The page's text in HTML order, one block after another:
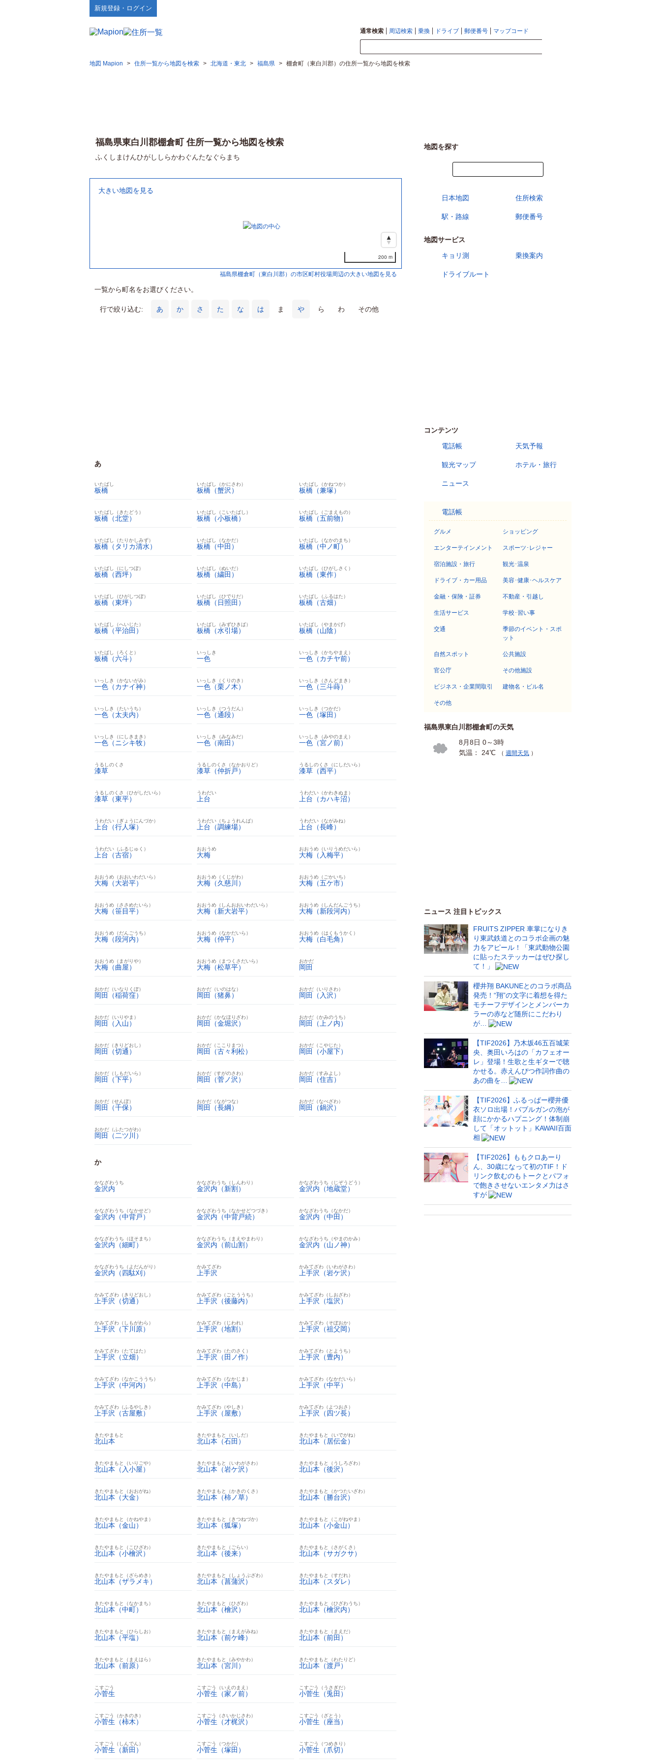
新規登録・ログイン
通常検索 周辺検索 乗換 ドライブ 郵便番号 マップコード
地図 Mapion > 住所一覧から地図を検索 > 北海道・東北 > 福島県 > 棚倉町（東白川郡）の住所一覧から地図を検索
福島県東白川郡棚倉町 住所一覧から地図を検索
ふくしまけんひがししらかわぐんたなぐらまち
200 m
福島県棚倉町（東白川郡）の市区町村役場周辺の大きい地図を見る
大きい地図を見る
一覧から町名をお選びください。
行で絞り込む: あ か さ た な は ま や ら わ その他
あ
いたばし
板橋
いたばし（かにさわ）
板橋（蟹沢）
いたばし（かねつか）
板橋（兼塚）
いたばし（きたどう）
板橋（北堂）
いたばし（こいたばし）
板橋（小板橋）
いたばし（ごまえもの）
板橋（五前物）
いたばし（たりかしみず）
板橋（タリカ清水）
いたばし（なかだ）
板橋（中田）
いたばし（なかのまち）
板橋（中ノ町）
いたばし（にしつぼ）
板橋（西坪）
いたばし（ぬいだ）
板橋（繍田）
いたばし（ひがしさく）
板橋（東作）
いたばし（ひがしつぼ）
板橋（東坪）
いたばし（ひでりだ）
板橋（日照田）
いたばし（ふるはた）
板橋（古畑）
いたばし（へいじた）
板橋（平治田）
いたばし（みずひきば）
板橋（水引場）
いたばし（やまかげ）
板橋（山陰）
いたばし（ろくと）
板橋（六斗）
いっしき
一色
いっしき（かちやまえ）
一色（カチヤ前）
いっしき（かないがみ）
一色（カナイ神）
いっしき（くりのき）
一色（栗ノ木）
いっしき（さんどまき）
一色（三斗蒔）
いっしき（たいうち）
一色（太夫内）
いっしき（つうだん）
一色（通段）
いっしき（つかだ）
一色（塚田）
いっしき（にしきまき）
一色（ニシキ牧）
いっしき（みなみだ）
一色（南田）
いっしき（みやのまえ）
一色（宮ノ前）
うるしのくさ
漆草
うるしのくさ（なかおりど）
漆草（仲折戸）
うるしのくさ（にしだいら）
漆草（西平）
うるしのくさ（ひがしだいら）
漆草（東平）
うわだい
上台
うわだい（かわきぬま）
上台（カハキ沼）
うわだい（ぎょうにんづか）
上台（行人塚）
うわだい（ちょうれんば）
上台（調練場）
うわだい（ながみね）
上台（長峰）
うわだい（ふるじゅく）
上台（古宿）
おおうめ
大梅
おおうめ（いりうめだいら）
大梅（入梅平）
おおうめ（おおいわだいら）
大梅（大岩平）
おおうめ（くじがわ）
大梅（久慈川）
おおうめ（ごかいち）
大梅（五ケ市）
おおうめ（ささめたいら）
大梅（笹目平）
おおうめ（しんおおいわだいら）
大梅（新大岩平）
おおうめ（しんだんごうち）
大梅（新段河内）
おおうめ（だんごうち）
大梅（段河内）
おおうめ（なかだいら）
大梅（仲平）
おおうめ（はくもうかく）
大梅（白毛角）
おおうめ（まがりや）
大梅（曲屋）
おおうめ（まつくさだいら）
大梅（松草平）
おかだ
岡田
おかだ（いなりくぼ）
岡田（稲荷窪）
おかだ（いのはな）
岡田（猪鼻）
おかだ（いりさわ）
岡田（入沢）
おかだ（いりやま）
岡田（入山）
おかだ（かなほりざわ）
岡田（金堀沢）
おかだ（かみのうち）
岡田（上ノ内）
おかだ（きりどおし）
岡田（切通）
おかだ（ここりまつ）
岡田（古々利松）
おかだ（こやじた）
岡田（小屋下）
おかだ（しもだいら）
岡田（下平）
おかだ（すがのさわ）
岡田（菅ノ沢）
おかだ（すみよし）
岡田（住吉）
おかだ（せんぼ）
岡田（千保）
おかだ（ながつな）
岡田（長綱）
おかだ（なべざわ）
岡田（鍋沢）
おかだ（ふたつがわ）
岡田（二ツ川）
か
かなざわうち
金沢内
かなざわうち（しんわり）
金沢内（新割）
かなざわうち（じぞうどう）
金沢内（地蔵堂）
かなざわうち（なかせど）
金沢内（中背戸）
かなざわうち（なかせどつづき）
金沢内（中背戸続）
かなざわうち（なかだ）
金沢内（中田）
かなざわうち（ほそまち）
金沢内（細町）
かなざわうち（まえやまわり）
金沢内（前山割）
かなざわうち（やまのかみ）
金沢内（山ノ神）
かなざわうち（よだんがり）
金沢内（四駄刈）
かみてざわ
上手沢
かみてざわ（いわがさわ）
上手沢（岩ケ沢）
かみてざわ（きりどおし）
上手沢（切通）
かみてざわ（ごとううち）
上手沢（後藤内）
かみてざわ（しおざわ）
上手沢（塩沢）
かみてざわ（しもがわら）
上手沢（下川原）
かみてざわ（じわれ）
上手沢（地割）
かみてざわ（そぼおか）
上手沢（祖父岡）
かみてざわ（たてはた）
上手沢（立畑）
かみてざわ（たのさく）
上手沢（田ノ作）
かみてざわ（とようち）
上手沢（豊内）
かみてざわ（なかこううち）
上手沢（中河内）
かみてざわ（なかじま）
上手沢（中島）
かみてざわ（なかだいら）
上手沢（中平）
かみてざわ（ふるやしき）
上手沢（古屋敷）
かみてざわ（やしき）
上手沢（屋敷）
かみてざわ（よつおさ）
上手沢（四ツ長）
きたやまもと
北山本
きたやまもと（いしだ）
北山本（石田）
きたやまもと（いでがね）
北山本（居伝金）
きたやまもと（いりごや）
北山本（入小屋）
きたやまもと（いわがさわ）
北山本（岩ケ沢）
きたやまもと（うしろざわ）
北山本（後沢）
きたやまもと（おおがね）
北山本（大金）
きたやまもと（かきのくさ）
北山本（柿ノ草）
きたやまもと（かつたいざわ）
北山本（勝台沢）
きたやまもと（かねやま）
北山本（金山）
きたやまもと（きつねづか）
北山本（狐塚）
きたやまもと（こがねやま）
北山本（小金山）
きたやまもと（こひざわ）
北山本（小檜沢）
きたやまもと（ごらい）
北山本（後来）
きたやまもと（さがくさ）
北山本（サガクサ）
きたやまもと（ざらめき）
北山本（ザラメキ）
きたやまもと（しょうぶざわ）
北山本（菖蒲沢）
きたやまもと（すだれ）
北山本（スダレ）
きたやまもと（なかまち）
北山本（中町）
きたやまもと（ひざわ）
北山本（檜沢）
きたやまもと（ひざわうち）
北山本（檜沢内）
きたやまもと（ひらしお）
北山本（平塩）
きたやまもと（まえがみね）
北山本（前ケ峰）
きたやまもと（まえだ）
北山本（前田）
きたやまもと（まえはら）
北山本（前原）
きたやまもと（みやかわ）
北山本（宮川）
きたやまもと（わたりど）
北山本（渡戸）
こすごう
小菅生
こすごう（いえのまえ）
小菅生（家ノ前）
こすごう（うさぎだ）
小菅生（兎田）
こすごう（かきのき）
小菅生（柿木）
こすごう（さいかじさわ）
小菅生（才梶沢）
こすごう（ざとう）
小菅生（座当）
こすごう（しんでん）
小菅生（新田）
こすごう（つかだ）
小菅生（塚田）
こすごう（つめきり）
小菅生（爪切）
地図を探す
日本地図 住所検索
駅・路線 郵便番号
地図サービス
キョリ測
乗換案内
ドライブルート
コンテンツ
電話帳
天気予報
観光マップ ホテル・旅行
ニュース
電話帳
グルメ ショッピング
エンターテインメント スポーツ･レジャー
宿泊施設・旅行 観光･温泉
ドライブ・カー用品 美容･健康･ヘルスケア
金融・保険・証券 不動産・引越し
生活サービス 学校･習い事
交通
季節のイベント・スポ
ット
自然スポット 公共施設
官公庁 その他施設
ビジネス・企業間取引 建物名・ビル名
その他
福島県東白川郡棚倉町の天気
8月8日 0～3時
気温： 24℃
（ 週間天気 ）
ニュース 注目トピックス
FRUITS ZIPPER 車掌になりき
り東武鉄道とのコラボ企画の魅
力をアピール！「東武動物公園
に貼ったステッカーはぜひ探し
て！」
櫻井翔 BAKUNEとのコラボ商品
発売！“翔”の文字に着想を得た
モチーフデザインとメンバーカ
ラーの赤など随所にこだわり
が…
【TIF2026】乃木坂46五百城茉
央、奥田いろはの「カフェオー
レ」登場！生歌と生ギターで聴
かせる。赤えんぴつ作詞作曲の
あの曲を…
【TIF2026】ふるっぱー櫻井優
衣ソロ出場！バブルガンの泡が
顔にかかるハプニング！体制崩
して「オットット」KAWAII百面
相
【TIF2026】ももクロあーり
ん、30歳になって初のTIF！ド
リンク飲むのもトークとパフォ
で飽きさせないエンタメ力はさ
すが